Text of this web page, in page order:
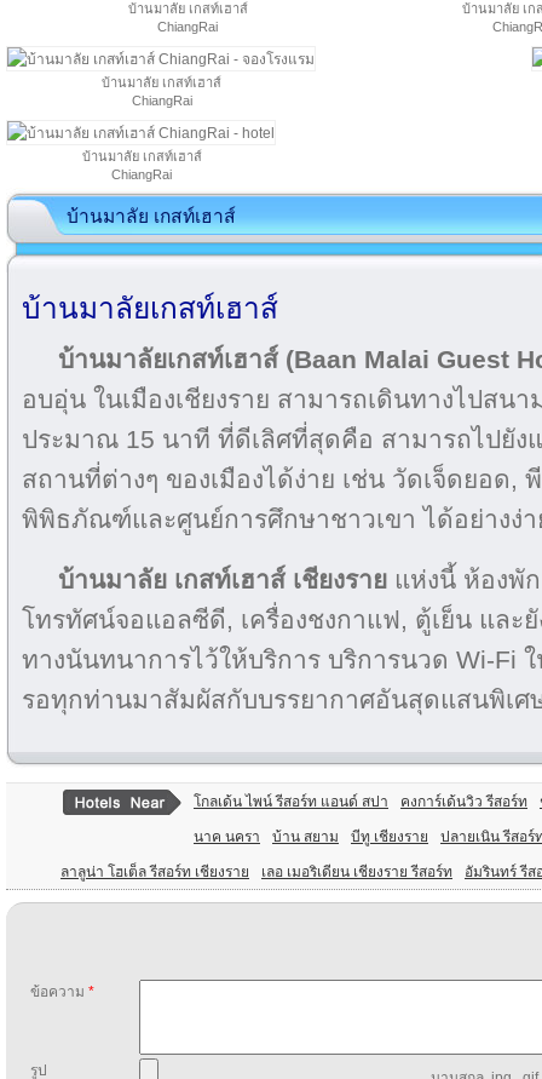
บ้านมาลัย เกสท์เฮาส์
ChiangRai
บ้านมาลัย เก
บ้านมาลัย เกสท์เฮาส์
ChiangRai
บ้านมาลัย เกสท์เฮาส์
ChiangRai
บ้านมาลัย เกสท์เฮาส์
บ้านมาลัยเกสท์เฮาส์
บ้านมาลัยเกสท์เฮาส์ (Baan Malai Guest
อบอุ่น ในเมืองเชียงราย สามารถเดินทางไปสน
ประมาณ 15 นาที ที่ดีเลิศที่สุดคือ สามารถไปยัง
สถานที่ต่างๆ ของเมืองได้ง่าย เช่น วัดเจ็ดยอด,
พิพิธภัณฑ์และศูนย์การศึกษาชาวเขา ได้อย่างง่า
บ้านมาลัย เกสท์เฮาส์ เชียงราย แห่งนี้ ห้องพั
โทรทัศน์จอแอลซีดี, เครื่องชงกาแฟ, ตู้เย็น และ
ทางนันทนาการไว้ให้บริการ บริการนวด Wi-Fi
รอทุกท่านมาสัมผัสกับบรรยากาศอันสุดแสนพิเศ
โกลเด้น ไพน์ รีสอร์ท แอนด์ สปา คงการ์เด้นวิว รีสอร์ท
นาค นครา บ้าน สยาม บีทู เชียงราย ปลายเนิน รีสอร์
ลาลูน่า โฮเต็ล รีสอร์ท เชียงราย เลอ เมอริเดียน เชียงราย รีสอร์ท อัมรินทร์ รีส
ข้อความ *
รูป